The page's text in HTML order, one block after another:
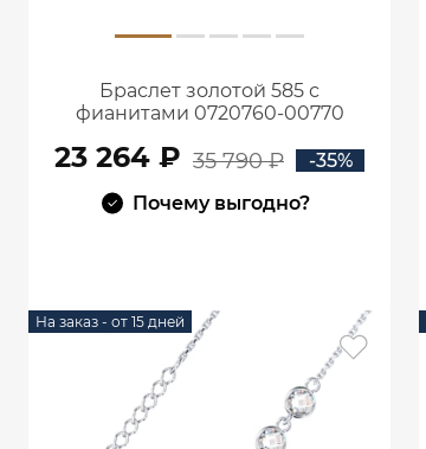
Браслет золотой 585 с
фианитами 0720760-00770
23 264 ₽ 35 790 ₽
-35%
Почему выгодно?
На заказ - от 15 дней